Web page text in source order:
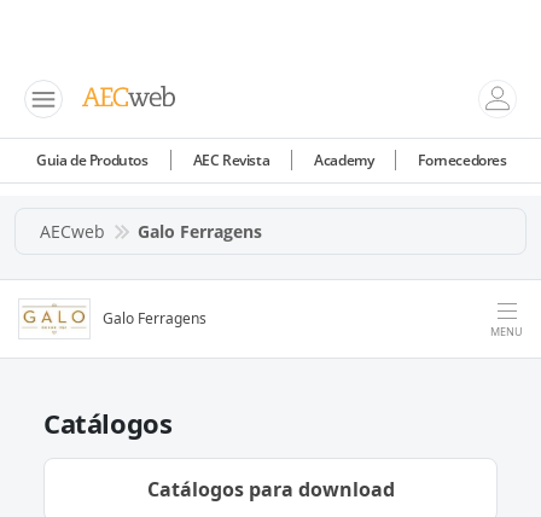
Guia de Produtos AEC Revista Academy Fornecedores
AECweb Galo Ferragens
Galo Ferragens
MENU
Catálogos
Catálogos para download